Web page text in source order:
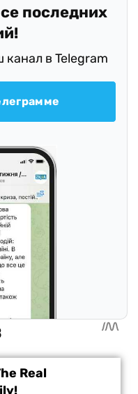
последних
в Telegram